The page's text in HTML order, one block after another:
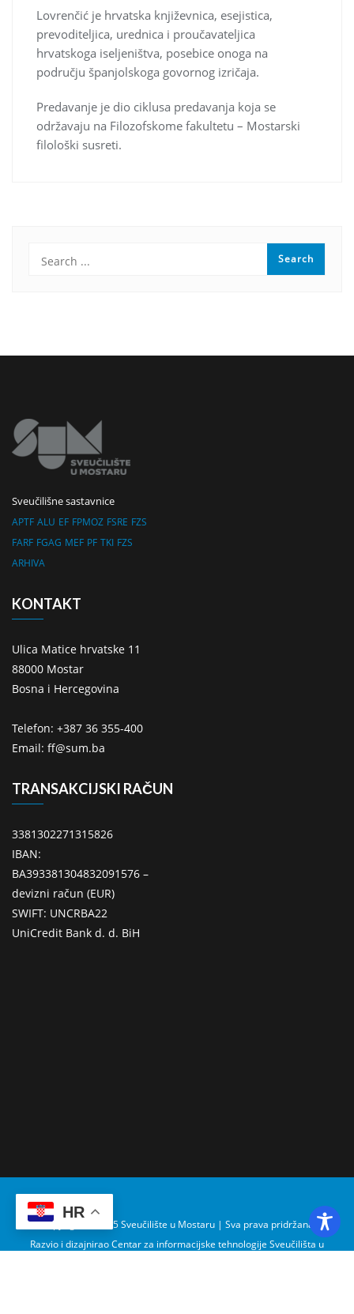
Lovrenčić je hrvatska književnica, esejistica,
prevoditeljica, urednica i proučavateljica
hrvatskoga iseljeništva, posebice onoga na
području španjolskoga govornog izričaja.
Predavanje je dio ciklusa predavanja koja se
održavaju na Filozofskome fakultetu – Mostarski
filološki susreti.
Sveučilišne sastavnice
APTF ALU EF FPMOZ FSRE FZS
FARF FGAG MEF PF TKI FZS
ARHIVA
KONTAKT
Ulica Matice hrvatske 11
88000 Mostar
Bosna i Hercegovina
Telefon: +387 36 355-400
Email: ff@sum.ba
TRANSAKCIJSKI RAČUN
3381302271315826
IBAN:
BA393381304832091576 –
devizni račun (EUR)
SWIFT: UNCRBA22
UniCredit Bank d. d. BiH
Copyright © 2025 Sveučilište u Mostaru | Sva prava pridržana
Razvio i dizajnirao Centar za informacijske tehnologije Sveučilišta u
HR